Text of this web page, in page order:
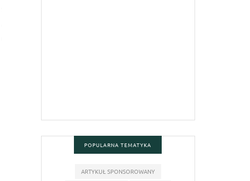
POPULARNA TEMATYKA
ARTYKUŁ SPONSOROWANY